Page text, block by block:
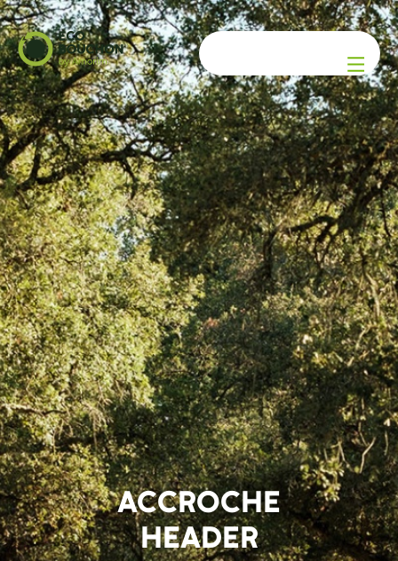
ACCROCHE
HEADER